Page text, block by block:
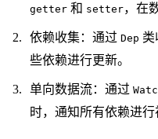
getter 和 setter，在
依赖收集：通过 Dep 类
些依赖进行更新。
单向数据流：通过
时，通知所有依赖进行